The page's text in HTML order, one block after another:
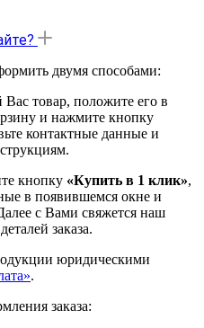
двумя способами:
товар, положите его в
и нажмите кнопку
контактные данные и
кнопку «Купить в 1 клик»,
в появившемся окне и
с Вами свяжется наш
заказа.
юридическими
.
заказа: